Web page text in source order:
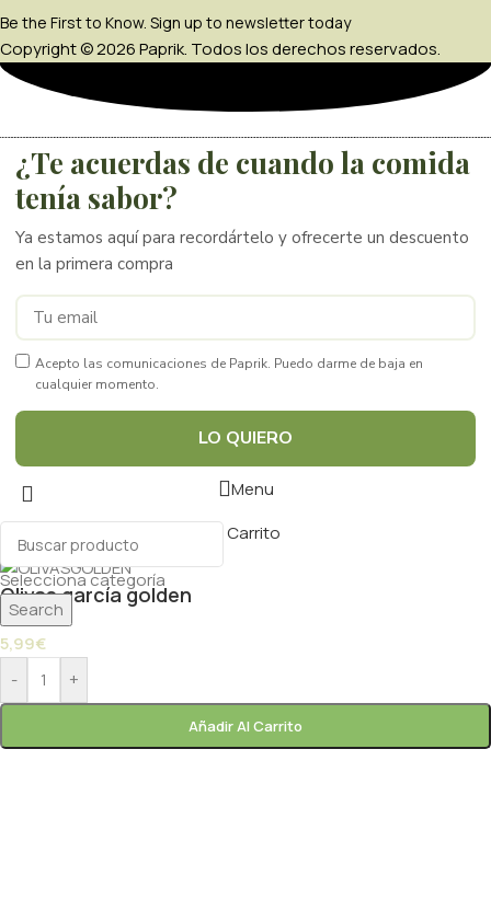
Be the First to Know. Sign up to newsletter today
Copyright © 2026 Paprik. Todos los derechos reservados.
¿Te acuerdas de cuando la comida
tenía sabor?
Ya estamos aquí para recordártelo y ofrecerte un descuento
en la primera compra
Acepto las comunicaciones de Paprik. Puedo darme de baja en
cualquier momento.
LO QUIERO
Selecciona categoría
Search
Menu
Carrito
Olivas garcía golden
5,99€
-
+
Añadir Al Carrito